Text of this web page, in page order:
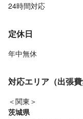
24時間対応
定休日
年中無休
対応エリア（出張費
＜関東＞
茨城県